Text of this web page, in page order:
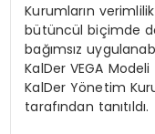
Kurumların
bütüncül biçimde
bağımsız
KalDer VEGA
KalDer Yönetim
tarafından tanıtıldı.